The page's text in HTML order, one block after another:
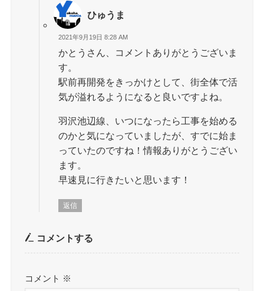
ひゅうま
2021年9月19日 8:28 AM
かとうさん、コメントありがとうございま
す。
駅前再開発をきっかけとして、街全体で活
気が溢れるようになると良いですよね。
羽沢池辺線、いつになったら工事を始める
のかと気になっていましたが、すでに始ま
っていたのですね！情報ありがとうござい
ます。
早速見に行きたいと思います！
返信
コメントする
コメント ※